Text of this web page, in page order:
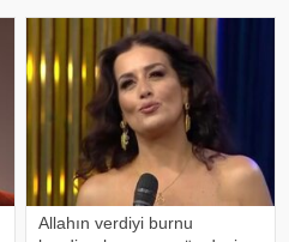
xəstəlikdən əziyyət çəkird
Allahın verdiyi burnu